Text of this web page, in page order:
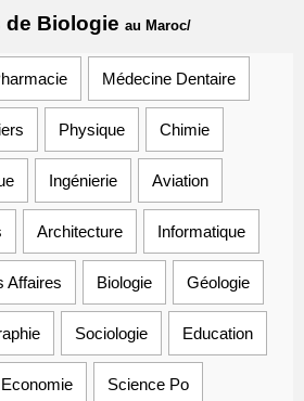
de Biologie au Maroc/
Médecine Dentaire
Physique Chimie
Ingénierie Aviation
Architecture Informatique
Affaires Biologie Géologie
Sociologie Education
Economie Science Po